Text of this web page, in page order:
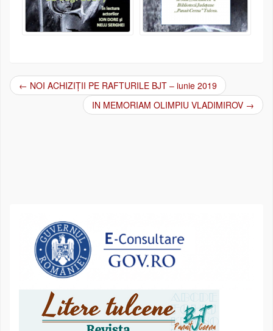
Post navigation
← NOI ACHIZIȚII PE RAFTURILE BJT – iunie 2019
IN MEMORIAM OLIMPIU VLADIMIROV →